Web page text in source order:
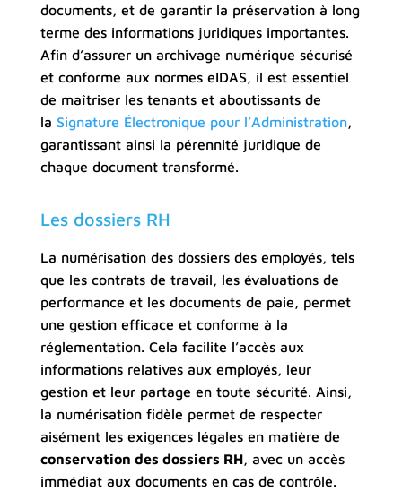
documents, et de garantir la préservation à long
terme des informations juridiques importantes.
Afin d’assurer un archivage numérique sécurisé
et conforme aux normes eIDAS, il est essentiel
de maîtriser les tenants et aboutissants de
la Signature Électronique pour l’Administration,
garantissant ainsi la pérennité juridique de
chaque document transformé.
Les dossiers RH
La numérisation des dossiers des employés, tels
que les contrats de travail, les évaluations de
performance et les documents de paie, permet
une gestion efficace et conforme à la
réglementation. Cela facilite l’accès aux
informations relatives aux employés, leur
gestion et leur partage en toute sécurité. Ainsi,
la numérisation fidèle permet de respecter
aisément les exigences légales en matière de
conservation des dossiers RH, avec un accès
immédiat aux documents en cas de contrôle.